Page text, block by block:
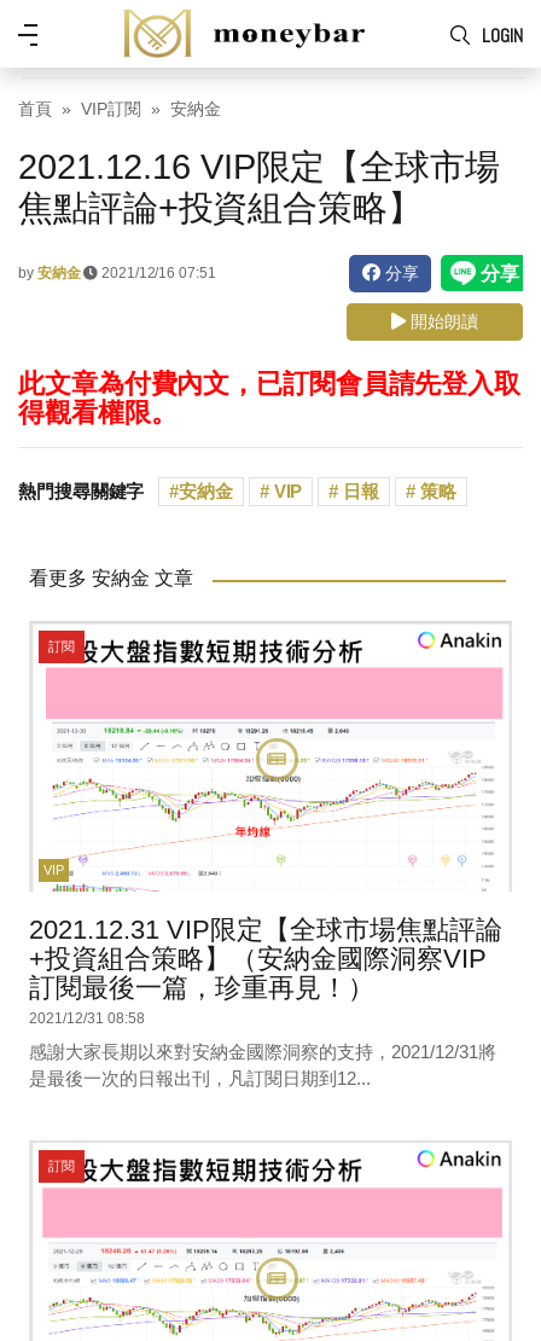
Skip to main content
LOGIN
功
表
首頁 VIP訂閱 安納金
2021.12.16 VIP限定【全球市場
焦點評論+投資組合策略】
by 安納金 2021/12/16 07:51 分享
開始朗讀
此文章為付費內文，已訂閱會員請先登入取
得觀看權限。
熱門搜尋關鍵字 安納金 VIP 日報 策略
看更多 安納金 文章
VIP
訂閱
2021.12.31 VIP限定【全球市場焦點評論
+投資組合策略】（安納金國際洞察VIP
訂閱最後一篇，珍重再見！）
2021/12/31 08:58
感謝大家長期以來對安納金國際洞察的支持，2021/12/31將
是最後一次的日報出刊，凡訂閱日期到12...
訂閱